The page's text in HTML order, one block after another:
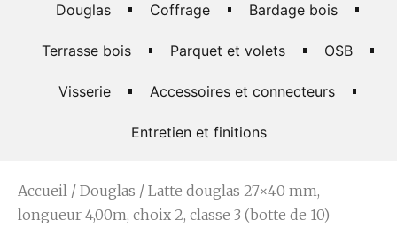
Douglas Coffrage Bardage bois
Terrasse bois Parquet et volets OSB
Visserie Accessoires et connecteurs
Entretien et finitions
Accueil / Douglas / Latte douglas 27×40 mm,
longueur 4,00m, choix 2, classe 3 (botte de 10)